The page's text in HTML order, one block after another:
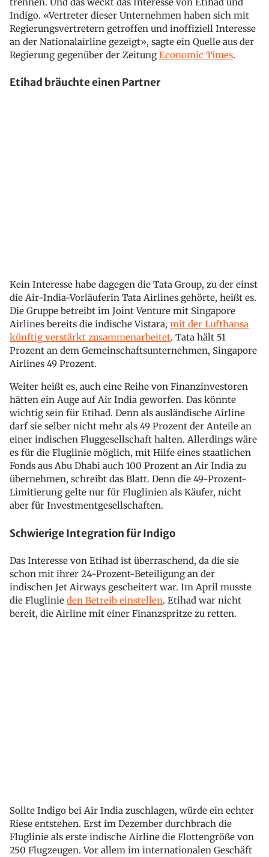
Indigo. «Vertreter dieser Unternehmen haben sich mit
Regierungsvertretern getroffen und inoffiziell Interesse
an der Nationalairline gezeigt», sagte ein Quelle aus der
Regierung gegenüber der Zeitung Economic Times.
Etihad bräuchte einen Partner
Kein Interesse habe dagegen die Tata Group, zu der einst
die Air-India-Vorläuferin Tata Airlines gehörte, heißt es.
Die Gruppe betreibt im Joint Venture mit Singapore
Airlines bereits die indische Vistara, mit der Lufthansa
künftig verstärkt zusammenarbeitet. Tata hält 51
Prozent an dem Gemeinschaftsunternehmen, Singapore
Airlines 49 Prozent.
Weiter heißt es, auch eine Reihe von Finanzinvestoren
hätten ein Auge auf Air India geworfen. Das könnte
wichtig sein für Etihad. Denn als ausländische Airline
darf sie selber nicht mehr als 49 Prozent der Anteile an
einer indischen Fluggesellschaft halten. Allerdings wäre
es für die Fluglinie möglich, mit Hilfe eines staatlichen
Fonds aus Abu Dhabi auch 100 Prozent an Air India zu
übernehmen, schreibt das Blatt. Denn die 49-Prozent-
Limitierung gelte nur für Fluglinien als Käufer, nicht
aber für Investmentgesellschaften.
Schwierige Integration für Indigo
Das Interesse von Etihad ist überraschend, da die sie
schon mit ihrer 24-Prozent-Beteiligung an der
indischen Jet Airways gescheitert war. Im April musste
die Fluglinie den Betreib einstellen. Etihad war nicht
bereit, die Airline mit einer Finanzspritze zu retten.
Sollte Indigo bei Air India zuschlagen, würde ein echter
Riese entstehen. Erst im Dezember durchbrach die
Fluglinie als erste indische Airline die Flottengröße von
250 Flugzeugen. Vor allem im internationalen Geschäft